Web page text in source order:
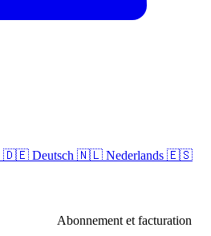
🇩🇪 Deutsch 🇳🇱 Nederlands 🇪🇸
Abonnement et facturation